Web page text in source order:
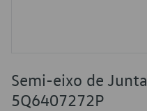
Semi-eixo de
5Q6407272P